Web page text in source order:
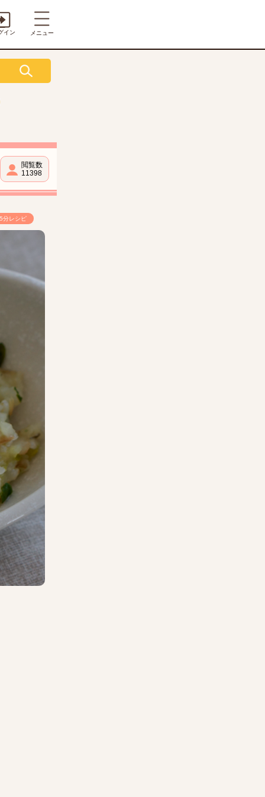
イン メニュー
閲覧数
11398
分レシピ